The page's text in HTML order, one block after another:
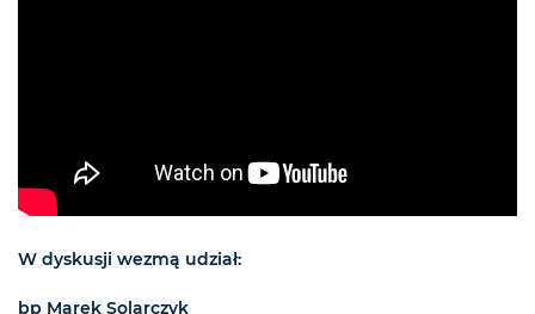
W dyskusji wezmą udział:
bp Marek Solarczyk